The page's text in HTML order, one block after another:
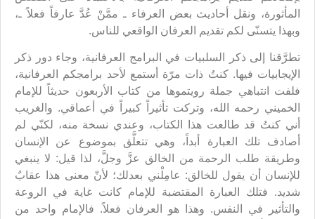
المأثورة، ونقل أحاديث بعض العرفاء ـ ممَّنْ عُدَّ عارفاً فعلاً ـ،
وبهذا يتسنّى لكم تقديم العرفان الواقعي للناس.
تطرَّقنا إلى ذكر السلبيات في البرامج العرفانية، وجاء دور ذكر
الإيجابيات فيها. كنتُ ذات مرّة أستمع لأحد برامجكم العرفانية،
فلفت انتباهي جملة رويتموها من كتاب الأربعون حديثاً للإمام
الخميني رحمه الله، وتركت تأثيراً كبيراً في أعماقي. والغريب
أني كنتُ قد طالعت هذا الكتاب، وعندي نسخة منه، لكنّي لم
أصادف تلك العبارة أبداً، وهي تتعلَّق بموضوع عن الإنسان
وطريقة طلب الرحمة من الخالق عزَّ وجلَّ، لذا قيل: لا ينبغي
للإنسان أن يقول للخالق: عامِلْني بعدلك؛ لأنّ معنى هذا عقابٌ
شديد. فتلك العبارة المقتضبة للإمام كانت غاية في الروعة
والتأثير في النفس. وهذا هو العرفان فعلاً. فالإمام واحد من